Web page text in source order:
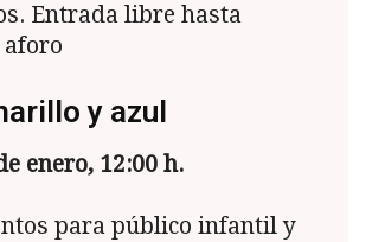
Entrada libre hasta
y azul
enero, 12:00 h.
para público infantil y